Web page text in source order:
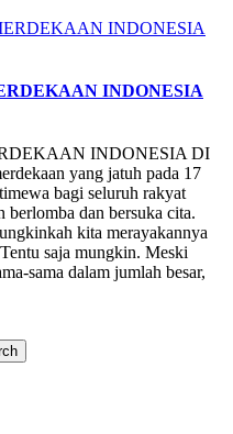
INDONESIA
INDONESIA DI
yang jatuh pada 17
bagi seluruh rakyat
berlomba dan bersuka cita.
kita merayakannya
saja mungkin. Meski
sama dalam jumlah besar,